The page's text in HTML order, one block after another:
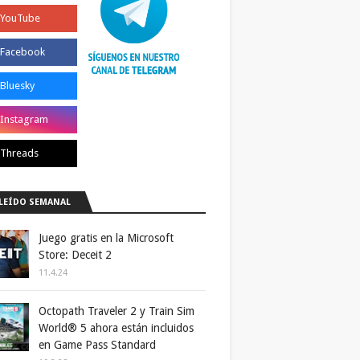
SEMANAL
Juego gratis en la Microsoft
Store: Deceit 2
11.4.24
Octopath Traveler 2 y Train Sim
World® 5 ahora están incluidos
en Game Pass Standard